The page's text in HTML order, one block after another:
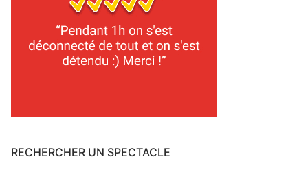
RECHERCHER UN SPECTACLE